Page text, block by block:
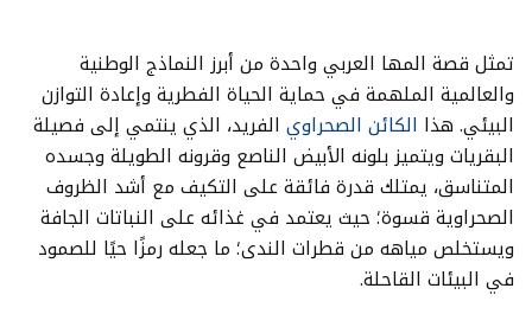
تمثل قصة المها العربي واحدة من أبرز النماذج الوطنية
والعالمية الملهمة في حماية الحياة الفطرية وإعادة التوازن
البيئي. هذا الكائن الصحراوي الفريد، الذي ينتمي إلى فصيلة
البقريات ويتميز بلونه الأبيض الناصع وقرونه الطويلة وجسده
المتناسق، يمتلك قدرة فائقة على التكيف مع أشد الظروف
الصحراوية قسوة؛ حيث يعتمد في غذائه على النباتات الجافة
ويستخلص مياهه من قطرات الندى؛ ما جعله رمزًا حيًا للصمود
في البيئات القاحلة.